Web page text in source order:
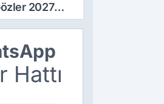
2027
İlk
Netleşti
Hattı